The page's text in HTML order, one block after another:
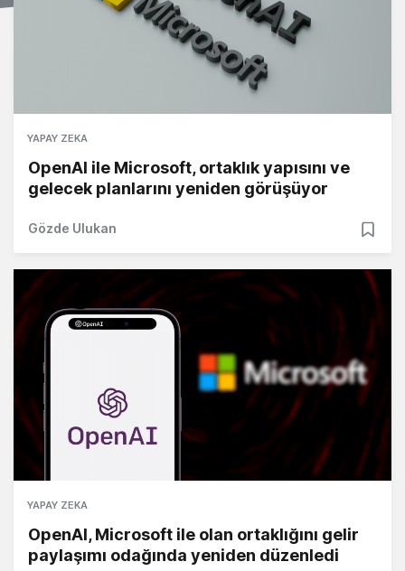
YAPAY ZEKA
OpenAI ile Microsoft, ortaklık yapısını ve
gelecek planlarını yeniden görüşüyor
Gözde Ulukan
YAPAY ZEKA
OpenAI, Microsoft ile olan ortaklığını gelir
paylaşımı odağında yeniden düzenledi